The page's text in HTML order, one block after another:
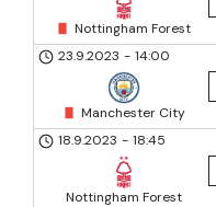
Nottingham Forest
23.9.2023 - 14:00
Manchester City
18.9.2023 - 18:45
Nottingham Forest